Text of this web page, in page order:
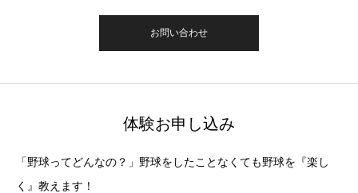
お問い合わせ
体験お申し込み
「野球ってどんなの？」野球をしたことなくても野球を『楽し
く』教えます！